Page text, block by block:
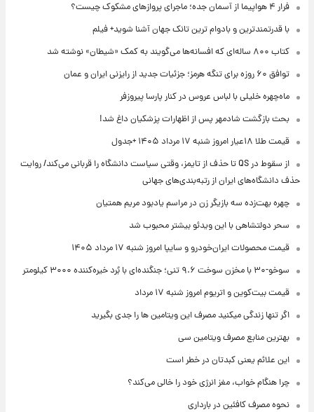
فرار ۴ هواپیما از آسمان جده؛ ماجرای پروازهای مشکوک چیست؟
با قدرتمندترین و بادوام ترین تانک جهان آشنا شوید+ فیلم
کتاب ۸۰۰ ساله‌ای که افسانه‌ها می‌گویند به کمک «شیطان» نوشته شد
توافق ۶۰ روزه برای تنگه هرمز؛ جزئیات جدید از رایزنی ایران و عمان
ماه‌چهره خلیلی با لباس عروس در کنار پارسا پیروزفر
بحث بازگشت شادمهر پس از اظهارات پزشکیان داغ شد!
قیمت طلا ۱۸عیار امروز شنبه ۱۷ مرداد ۱۴۰۵ +جدول
از سقوط در QS تا حذف از تایمز، وقتی سیاست دانشگاه را قربانی می‌کند/ روایت
حذف دانشگاه‌های ایران از رتبه‌بندی‌های جهانی
چهره بهت‌زده سه بازیگر زن در مراسم یادبود مریم همتیان
سحر دولتشاهی با این ویدئو بیشتر محبوب شد
قیمت محصولات ایران‌خودرو و سایپا امروز شنبه ۱۷ مرداد ۱۴۰۵
سوخو-۳۰ با مخزن سوخت ۹.۶ تنی؛ جنگنده‌ای با بُرد خیره‌کننده ۳۰۰۰ کیلومتر
قیمت بیت‌کوین و اتریوم امروز شنبه ۱۷ مرداد
اگر تنها زندگی میکنید مصرف این ویتامین ها را جدی بگیرید
بهترین منابع مصرف ویتامین سی
این علائم یعنی کبدتان در خطر است
چرا هنگام خواب، مغز انرژی خود را خالی می‌کند؟
نحوه مصرف کافئین در بارداری